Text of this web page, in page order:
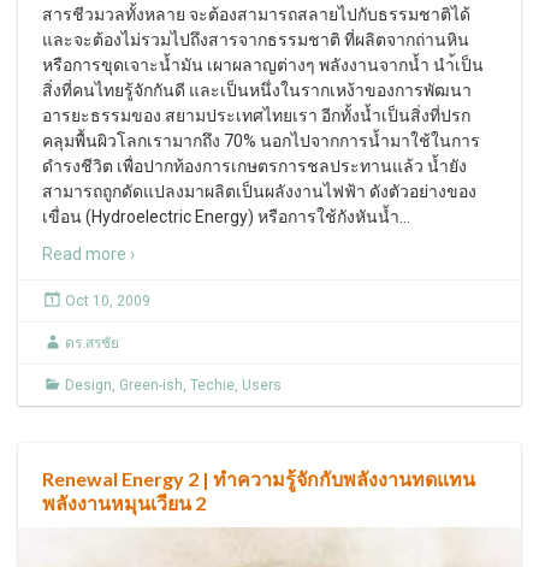
สารชีวมวลทั้งหลาย จะต้องสามารถสลายไปกับธรรมชาติได้
และจะต้องไม่รวมไปถึงสารจากธรรมชาติ ที่ผลิตจากถ่านหิน
หรือการขุดเจาะน้ำมัน เผาผลาญต่างๆ พลังงานจากน้ำ นำ้เป็น
สิ่งที่คนไทยรู้จักกันดี และเป็นหนึ่งในรากเหง้าของการพัฒนา
อารยะธรรมของ สยามประเทศไทยเรา อีกทั้งน้ำเป็นสิ่งที่ปรก
คลุมพื้นผิวโลกเรามากถึง 70% นอกไปจากการน้ำมาใช้ในการ
ดำรงชีวิต เพื่อปากท้องการเกษตรการชลประทานแล้ว น้ำยัง
สามารถถูกดัดแปลงมาผลิตเป็นผลังงานไฟฟ้า ดังตัวอย่างของ
เขื่อน (Hydroelectric Energy) หรือการใช้กังหันน้ำ
Read more ›
Oct 10, 2009
ดร.สรชัย
Design, Green-ish, Techie, Users
Renewal Energy 2 | ทำความรู้จักกับพลังงานทดแทน
พลังงานหมุนเวียน 2